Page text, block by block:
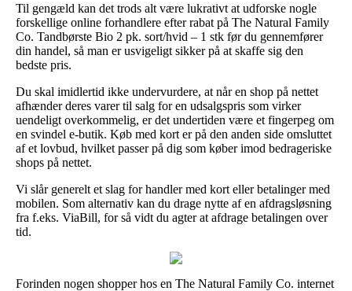
Til gengæld kan det trods alt være lukrativt at udforske nogle
forskellige online forhandlere efter rabat på The Natural Family
Co. Tandbørste Bio 2 pk. sort/hvid – 1 stk før du gennemfører
din handel, så man er usvigeligt sikker på at skaffe sig den
bedste pris.
Du skal imidlertid ikke undervurdere, at når en shop på nettet
afhænder deres varer til salg for en udsalgspris som virker
uendeligt overkommelig, er det undertiden være et fingerpeg om
en svindel e-butik. Køb med kort er på den anden side omsluttet
af et lovbud, hvilket passer på dig som køber imod bedrageriske
shops på nettet.
Vi slår generelt et slag for handler med kort eller betalinger med
mobilen. Som alternativ kan du drage nytte af en afdragsløsning
fra f.eks. ViaBill, for så vidt du agter at afdrage betalingen over
tid.
Forinden nogen shopper hos en The Natural Family Co. internet